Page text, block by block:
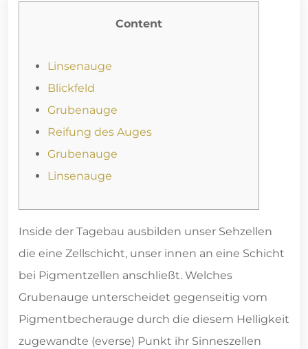
Content
Linsenauge
Blickfeld
Grubenauge
Reifung des Auges
Grubenauge
Linsenauge
Inside der Tagebau ausbilden unser Sehzellen
die eine Zellschicht, unser innen an eine Schicht
bei Pigmentzellen anschließt. Welches
Grubenauge unterscheidet gegenseitig vom
Pigmentbecherauge durch die diesem Helligkeit
zugewandte (everse) Punkt ihr Sinneszellen